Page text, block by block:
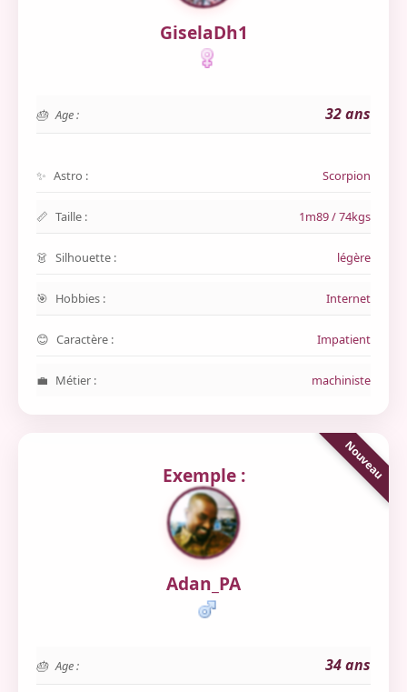
GiselaDh1
Age : 32 ans
Astro : Scorpion
Taille : 1m89 / 74kgs
Silhouette : légère
Hobbies : Internet
Caractère : Impatient
Métier : machiniste
Exemple :
Adan_PA
Age : 34 ans